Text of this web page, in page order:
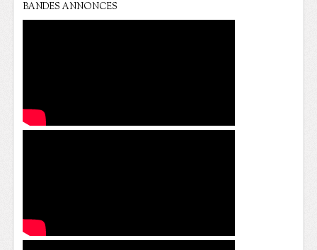
BANDES ANNONCES